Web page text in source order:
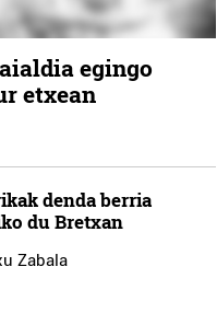
egingo
etxean
denda berria
du Bretxan
Zabala